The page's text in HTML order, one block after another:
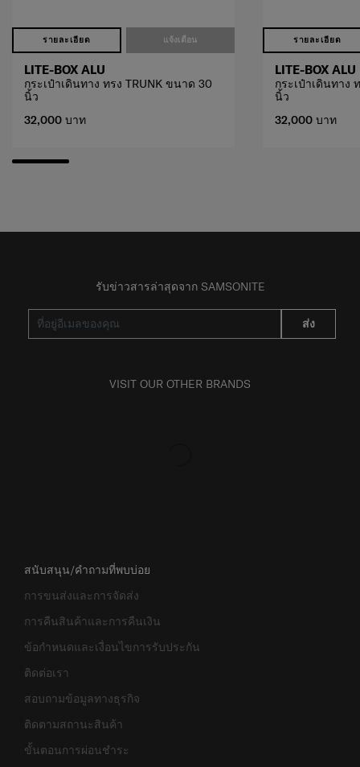
รายละเอียด แจ้งเตือน
LITE-BOX ALU
กระเป๋าเดินทาง ทรง TRUNK ขนาด 30
นิ้ว
32,000 บาท
รายละเอียด
LITE-BOX ALU
กระเป๋าเดินทาง
นิ้ว
32,000 บาท
รับข่าวสารล่าสุดจาก SAMSONITE
ส่ง
VISIT OUR OTHER BRANDS
สนับสนุน/คำถามที่พบบ่อย
การขนส่งและการจัดส่ง
การคืนสินค้าและการคืนเงิน
ข้อกำหนดและเงื่อนไขการรับประกัน
ติดต่อเรา
สอบถามข้อมูลทางธุรกิจ
ติดตามสถานะสินค้า
ขั้นตอนการผ่อนชำระ